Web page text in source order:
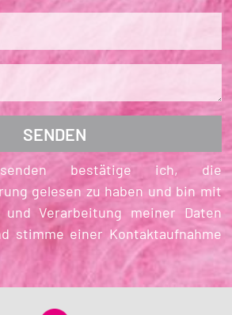
bestätige ich, die
gelesen zu haben und bin mit
und Verarbeitung meiner Daten
stimme einer Kontaktaufnahme